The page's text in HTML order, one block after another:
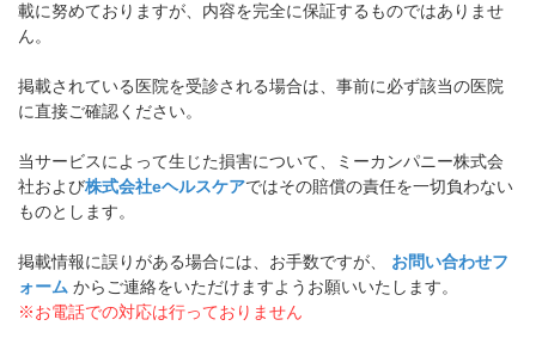
載に努めておりますが、内容を完全に保証するものではありませ
ん。
掲載されている医院を受診される場合は、事前に必ず該当の医院
に直接ご確認ください。
当サービスによって生じた損害について、ミーカンパニー株式会
社および株式会社eヘルスケアではその賠償の責任を一切負わない
ものとします。
掲載情報に誤りがある場合には、お手数ですが、 お問い合わせフ
ォーム からご連絡をいただけますようお願いいたします。
※お電話での対応は行っておりません